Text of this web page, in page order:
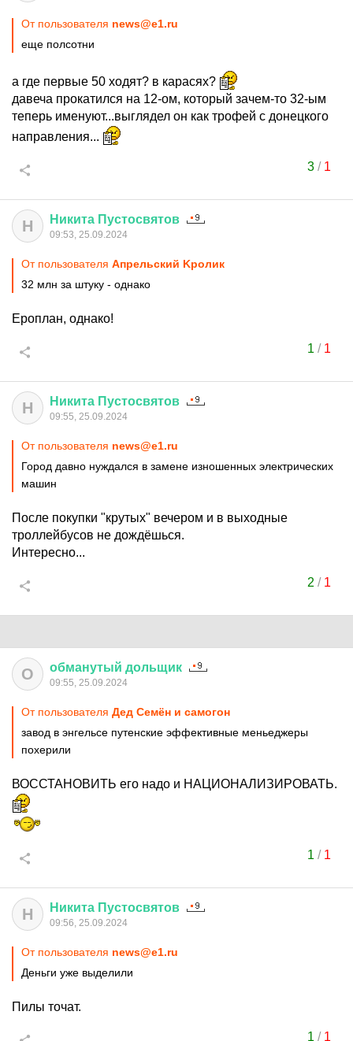
От пользователя news@e1.ru
еще полсотни
а где первые 50 ходят? в карасях?
давеча прокатился на 12-ом, который зачем-то 32-ым
теперь именуют...выглядел он как трофей с донецкого
направления...
3/ 1
Н Никита Пустосвятов
09:53, 25.09.2024
От пользователя Aпрельский Kролик
32 млн за штуку - однако
Ероплан, однако!
1 / 1
Н Никита Пустосвятов
09:55, 25.09.2024
От пользователя news@e1.ru
Город давно нуждался в замене изношенных электрических
машин
После покупки "крутых" вечером и в выходные
троллейбусов не дождёшься.
Интересно...
2 / 1
О обманутый дольщик
09:55, 25.09.2024
От пользователя Дед Семён и самогон
завод в энгельсе путенские эффективные меньеджеры
похерили
ВОССТАНОВИТЬ его надо и НАЦИОНАЛИЗИРОВАТЬ.
1 / 1
Н Никита Пустосвятов
09:56, 25.09.2024
От пользователя news@e1.ru
Деньги уже выделили
Пилы точат.
1 / 1